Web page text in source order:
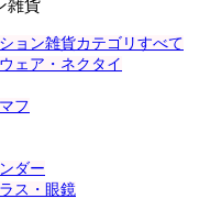
雑貨
ョン雑貨カテゴリすべて
ェア・ネクタイ
フ
ダー
ス・眼鏡